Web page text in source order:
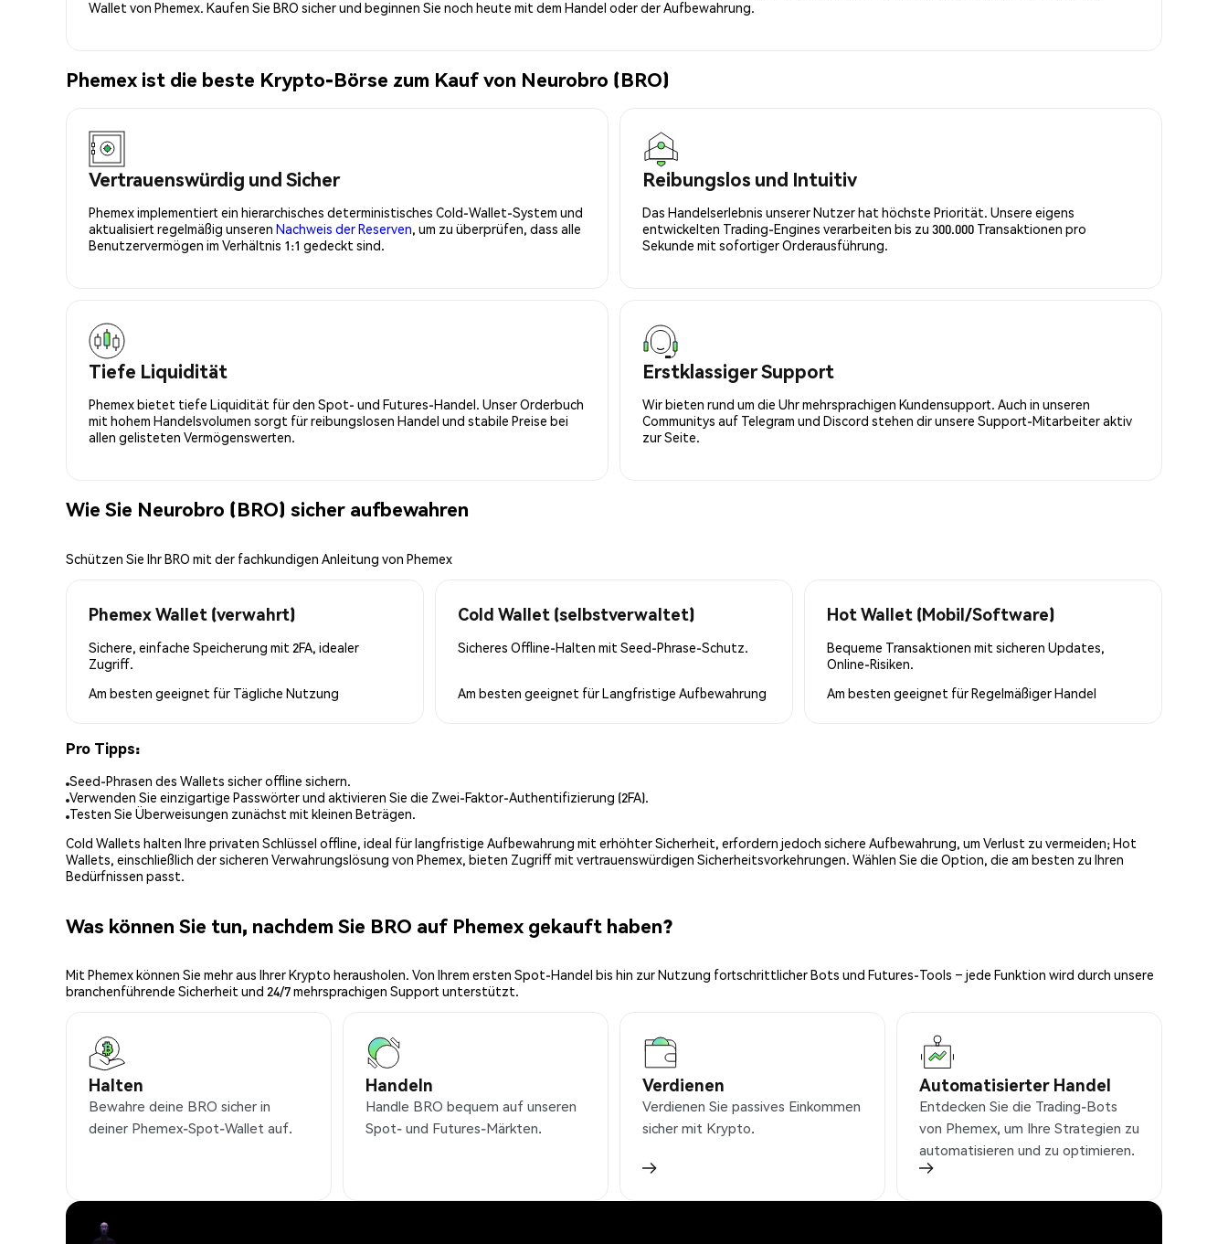
Wallet von Phemex. Kaufen Sie BRO sicher und beginnen Sie noch heute mit dem Handel oder der Aufbewahrung.
Phemex ist die beste Krypto-Börse zum Kauf von Neurobro (BRO)
Vertrauenswürdig und Sicher
Phemex implementiert ein hierarchisches deterministisches Cold-Wallet-System und
aktualisiert regelmäßig unseren Nachweis der Reserven, um zu überprüfen, dass alle
Benutzervermögen im Verhältnis 1:1 gedeckt sind.
Reibungslos und Intuitiv
Das Handelserlebnis unserer Nutzer hat höchste Priorität. Unsere eigens
entwickelten Trading-Engines verarbeiten bis zu 300.000 Transaktionen pro
Sekunde mit sofortiger Orderausführung.
Tiefe Liquidität
Phemex bietet tiefe Liquidität für den Spot- und Futures-Handel. Unser Orderbuch
mit hohem Handelsvolumen sorgt für reibungslosen Handel und stabile Preise bei
allen gelisteten Vermögenswerten.
Erstklassiger Support
Wir bieten rund um die Uhr mehrsprachigen Kundensupport. Auch in unseren
Communitys auf Telegram und Discord stehen dir unsere Support-Mitarbeiter aktiv
zur Seite.
Wie Sie Neurobro (BRO) sicher aufbewahren
Schützen Sie Ihr BRO mit der fachkundigen Anleitung von Phemex
Phemex Wallet (verwahrt)
Sichere, einfache Speicherung mit 2FA, idealer
Zugriff.
Am besten geeignet für Tägliche Nutzung
Cold Wallet (selbstverwaltet)
Sicheres Offline-Halten mit Seed-Phrase-Schutz.
Am besten geeignet fürLangfristige Aufbewahrung
Hot Wallet (Mobil/Software)
Bequeme Transaktionen mit sicheren Updates,
Online-Risiken.
Am besten geeignet fürRegelmäßiger Handel
Pro Tipps:
Seed-Phrasen des Wallets sicher offline sichern.
Verwenden Sie einzigartige Passwörter und aktivieren Sie die Zwei-Faktor-Authentifizierung (2FA).
Testen Sie Überweisungen zunächst mit kleinen Beträgen.
Cold Wallets halten Ihre privaten Schlüssel offline, ideal für langfristige Aufbewahrung mit erhöhter Sicherheit, erfordern jedoch sichere Aufbewahrung, um Verlust zu vermeiden; Hot
Wallets, einschließlich der sicheren Verwahrungslösung von Phemex, bieten Zugriff mit vertrauenswürdigen Sicherheitsvorkehrungen. Wählen Sie die Option, die am besten zu Ihren
Bedürfnissen passt.
Was können Sie tun, nachdem Sie BRO auf Phemex gekauft haben?
Mit Phemex können Sie mehr aus Ihrer Krypto herausholen. Von Ihrem ersten Spot-Handel bis hin zur Nutzung fortschrittlicher Bots und Futures-Tools – jede Funktion wird durch unsere
branchenführende Sicherheit und 24/7 mehrsprachigen Support unterstützt.
Halten
Bewahre deine BRO sicher in
deiner Phemex-Spot-Wallet auf.
Handeln
Handle BRO bequem auf unseren
Spot- und Futures-Märkten.
Verdienen
Verdienen Sie passives Einkommen
sicher mit Krypto.
Automatisierter Handel
Entdecken Sie die Trading-Bots
von Phemex, um Ihre Strategien zu
automatisieren und zu optimieren.